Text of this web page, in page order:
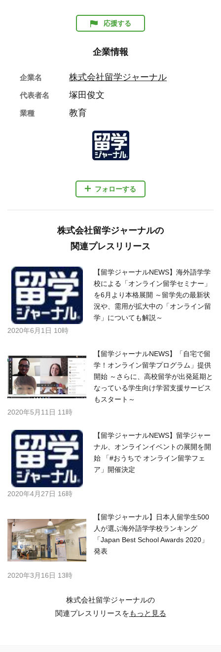
応援する
企業情報
フォローする
企業名 株式会社留学ジャーナル
代表者名 塚田俊文
業種 教育
株式会社留学ジャーナルの
関連プレスリリース
【留学ジャーナルNEWS】海外語学学
校による「オンライン留学セミナー」
を6月より本格展開 ～留学先の最新状
況や、需用が拡大中の「オンライン留
学」についても解説～
2020年6月1日 10時
【留学ジャーナルNEWS】「自宅で留
学！オンライン留学プログラム」提供
開始 ～さらに、高校留学が出発延期と
なっている学生向け学習支援サービス
もスタート～
2020年5月11日 11時
【留学ジャーナルNEWS】留学ジャー
ナル、オンラインイベントの展開を開
始 「#おうちで オンライン留学フェ
ア」開催決定
2020年4月27日 16時
【留学ジャーナル】日本人留学生500
人が選ぶ海外語学学校ランキング
「Japan Best School Awards 2020」
発表
2020年3月16日 13時
株式会社留学ジャーナルの
関連プレスリリースをもっと見る